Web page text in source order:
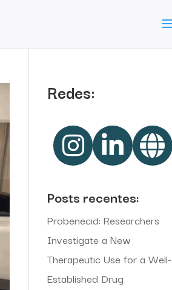
Redes:
Posts recentes:
Probenecid: Researchers
Investigate a New
Therapeutic Use for a Well-
Established Drug